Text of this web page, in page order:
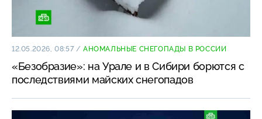
12.05.2026, 08:57/АНОМАЛЬНЫЕ СНЕГОПАДЫ В РОССИИ
«Безобразие»: на Урале и в Сибири борются с
последствиями майских снегопадов